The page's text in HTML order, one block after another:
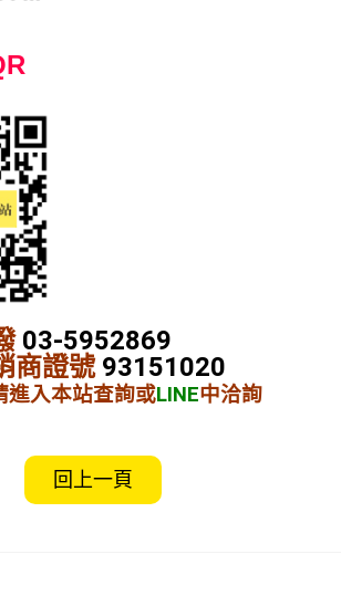
03-5952869
商證號 93151020
進入本站查詢或LINE中洽詢
回上一頁